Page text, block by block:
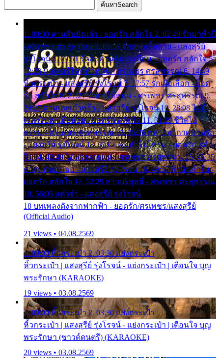
ค้นหาSearch
1. 00:00 สามสิบยังแจ๋ว - ยอดรัก สลักใจ 2. 02:49 รักมาห้าปี
- ศรเพชร ศรสุพรรณ 3. 05:57 รักสาวเสื้อลาย - แสงสุรีย์
รุ่งโรจน์ 4. 09:51 รักสะท้านดินสะเทือน - ยอดรัก สลักใจ 5.
12:23 มอเตอร์ไซค์ทำหล่น - ศรเพชร ศรสุพรรณ 6. 14:49
หิ้วกระเป๋า - แสงสุรีย์ รุ่งโรจน์ 7. 17:57 รักเผื่อเลือก - ยอด
รัก สลักใจ 8. 21:21 น้ำตาไอ้หนุ่ม - ศรเพชร ศรสุพรรณ 9.
24:27 สามเณรกำพร้า - แสงสุรีย์ รุ่งโรจน์ 10. 28:08 ไม่มี
เวลาไปหาเมียน้อย - ยอดรัก สลักใจ 11. 31:29 ชีวิตไอ้
ธรรม - ศรเพชร ศรสุพรรณ 12. 35:26 ทหารอากาศขาดรัก
- แสงสุรีย์ รุ่งโรจน์ 13. 39:01 คนหัวใจโทรม - ยอดรัก สลัก
ใจ 14. 42:49 ไอ้หวังตายแน่ - ศรเพชร ศรสุพรรณ 15. 46:35
ธาตุแท้ของเธอ - แสงสุรีย์ รุ่งโรจน์ 16. 49:57 กำนันกำใน -
ยอดรัก สลักใจ 17. 52:29 สาวบริสุทธิ์ - ศรเพชร ศรสุพรรณ
18. 56:05 แต๋วจ๋า - แสงสุรีย์ รุ่งโรจน์
18 บทเพลงดังจากฟากฟ้า - ยอดรัก/ศรเพชร/แสงสุรีย์
(Official Audio)
21 views • 04.08.2569
1. 00:00 หิ้วกระเป๋า 2. 03:30 แย่งกระเป๋า
หิ้วกระเป๋า | แสงสุรีย์ รุ่งโรจน์ - แย่งกระเป๋า | เตือนใจ บุญ
พระรักษา (KARAOKE)
19 views • 03.08.2569
1. 00:00 หิ้วกระเป๋า 2. 03:30 แย่งกระเป๋า
หิ้วกระเป๋า | แสงสุรีย์ รุ่งโรจน์ - แย่งกระเป๋า | เตือนใจ บุญ
พระรักษา (ซาวด์ดนตรี) (KARAOKE)
20 views • 03.08.2569